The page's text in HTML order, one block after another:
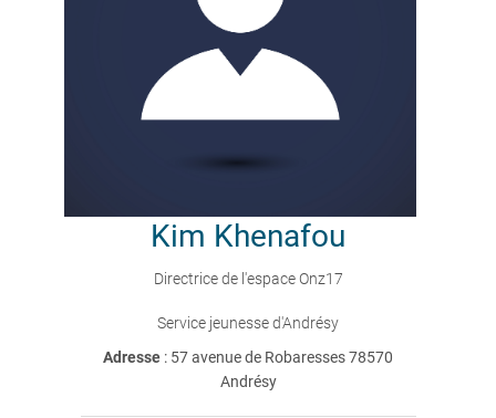
Kim Khenafou
Directrice de l'espace Onz17
Service jeunesse d'Andrésy
Adresse : 57 avenue de Robaresses 78570
Andrésy